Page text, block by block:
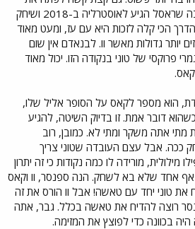
שיטת הפחד, ואולי זו הסיבה שראסל הגיע לאוסטרליה ב-2018 ושיחק
2009. כמובן, הדרך הכי קלה לזכות היא עם עז, ומעט מאוד
יותר גדולות מאשר וו. לבנאדם אין שום
פרוקסי של טוני בנקודה הזו. יכול מאוד
הוא מספר לקאס על הסופר אליל שלו,
דובר אמת. זו בדיוק השיטה, להגיע
אתה משקר ומתי לא. כמובן, רוב
ככה. אבל עצם העובדה שטוני צריך
מורידה לו כמה נקודות כי זה יתרון
אף אחד שלא בא לשחק. הנה ספנסר, וו וקאס
את טוני יחד עם טאשה! אבל וו הורס את זה
רוצה להדיח את טאשה בכלל. גבר, אתה
בכוונה כדי לפוצץ את המזימה.